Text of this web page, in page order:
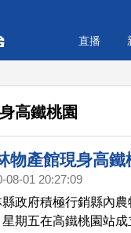
直播
高鐵桃園
物產館現身高鐵
08-01 20:27:09
縣政府積極行銷縣內
期五在高鐵桃園站成